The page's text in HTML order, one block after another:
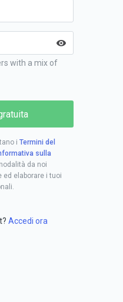
with a mix of
i Termini del
sulla
da noi
elaborare i tuoi
Accedi ora